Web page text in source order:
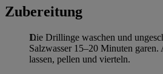
Zubereitung
Die Drillinge waschen und
Salzwasser 15–20 Minuten garen.
lassen, pellen und vierteln.